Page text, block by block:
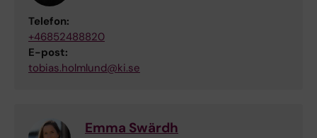
Telefon:
+46852488820
E-post:
tobias.holmlund@ki.se
Emma Swärdh